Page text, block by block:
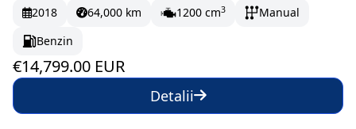
2018 64,000 km 1200 cm3
Manual
Benzin
€14,799.00 EUR
Detalii